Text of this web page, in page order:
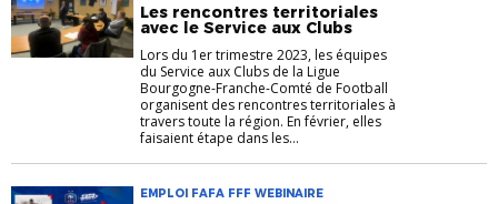
Les rencontres territoriales
avec le Service aux Clubs
Lors du 1er trimestre 2023, les équipes
du Service aux Clubs de la Ligue
Bourgogne-Franche-Comté de Football
organisent des rencontres territoriales à
travers toute la région. En février, elles
faisaient étape dans les...
EMPLOI FAFA FFF WEBINAIRE